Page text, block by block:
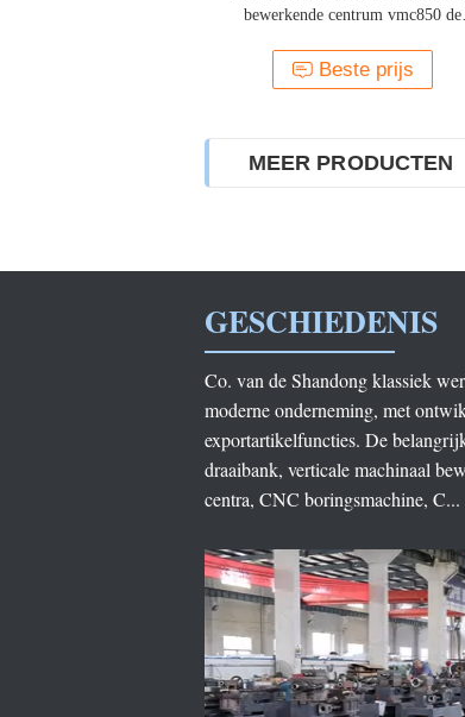
bewerkende centrum vmc850 de
Beste prijs
MEER PRODUCTEN
GESCHIEDENIS
Co. van de Shandong klassiek
moderne onderneming, met
exportartikelfuncties. De
draaibank, verticale machinaal
centra, CNC boringsmachine, C...